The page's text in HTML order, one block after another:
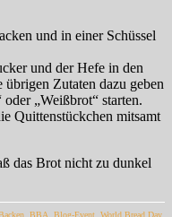
und in einer Schüssel
und der Hefe in den
Zutaten dazu geben
„Weißbrot“ starten.
Quittenstückchen mitsamt
das Brot nicht zu dunkel
BBA Blog-Event World Bread Day